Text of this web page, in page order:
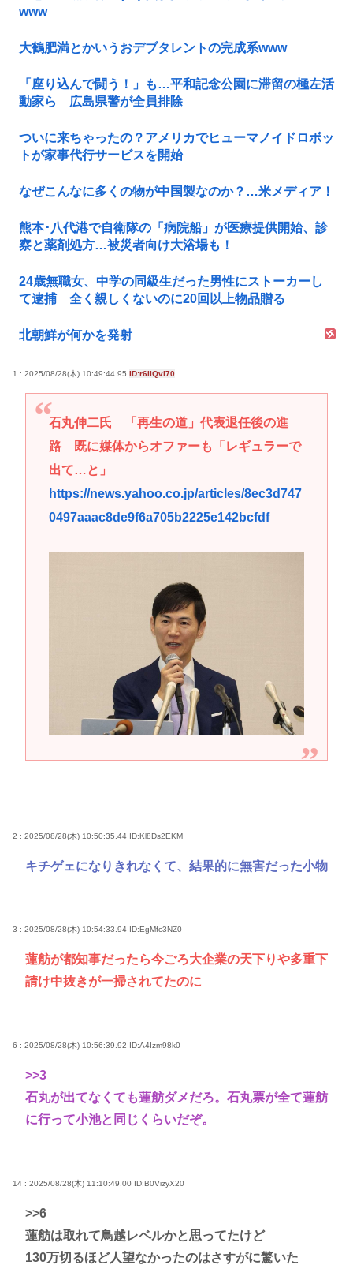
www
大鶴肥満とかいうおデブタレントの完成系www
「座り込んで闘う！」も…平和記念公園に滞留の極左活
動家ら 広島県警が全員排除
ついに来ちゃったの？アメリカでヒューマノイドロボッ
トが家事代行サービスを開始
なぜこんなに多くの物が中国製なのか？…米メディア！
熊本･八代港で自衛隊の「病院船」が医療提供開始、診
察と薬剤処方…被災者向け大浴場も！
24歳無職女、中学の同級生だった男性にストーカーし
て逮捕 全く親しくないのに20回以上物品贈る
北朝鮮が何かを発射
1 : 2025/08/28(木) 10:49:44.95 ID:r6IIQvi70
石丸伸二氏 「再生の道」代表退任後の進
路 既に媒体からオファーも「レギュラーで
出て…と」
https://news.yahoo.co.jp/articles/8ec3d747
0497aaac8de9f6a705b2225e142bcfdf
2 : 2025/08/28(木) 10:50:35.44 ID:Kl8Ds2EKM
キチゲェになりきれなくて、結果的に無害だった小物
3 : 2025/08/28(木) 10:54:33.94 ID:EgMfc3NZ0
蓮舫が都知事だったら今ごろ大企業の天下りや多重下
請け中抜きが一掃されてたのに
6 : 2025/08/28(木) 10:56:39.92 ID:A4Izm98k0
>>3
石丸が出てなくても蓮舫ダメだろ。石丸票が全て蓮舫
に行って小池と同じくらいだぞ。
14 : 2025/08/28(木) 11:10:49.00 ID:B0VizyX20
>>6
蓮舫は取れて鳥越レベルかと思ってたけど
130万切るほど人望なかったのはさすがに驚いた